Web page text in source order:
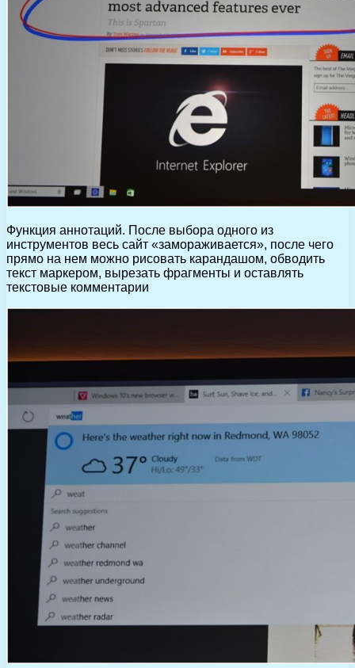
Функция аннотаций. После выбора одного из
инструментов весь сайт «замораживается», после чего
прямо на нем можно рисовать карандашом, обводить
текст маркером, вырезать фрагменты и оставлять
текстовые комментарии